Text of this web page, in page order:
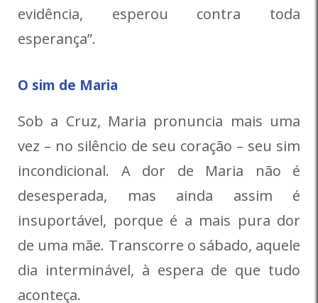
evidência, esperou contra toda
esperança”.
O sim de Maria
Sob a Cruz, Maria pronuncia mais uma
vez – no silêncio de seu coração – seu sim
incondicional. A dor de Maria não é
desesperada, mas ainda assim é
insuportável, porque é a mais pura dor
de uma mãe. Transcorre o sábado, aquele
dia interminável, à espera de que tudo
aconteça.